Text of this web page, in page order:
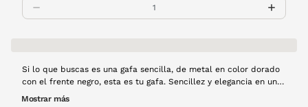
Si lo que buscas es una gafa sencilla, de metal en color dorado
con el frente negro, esta es tu gafa. Sencillez y elegancia en un
solo modelo que se convertirá en tu mejor aliado esta nueva
Mostrar más